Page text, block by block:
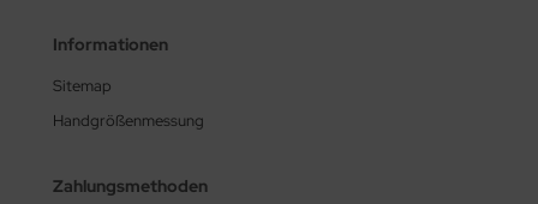
Informationen
Sitemap
Handgrößenmessung
Zahlungsmethoden